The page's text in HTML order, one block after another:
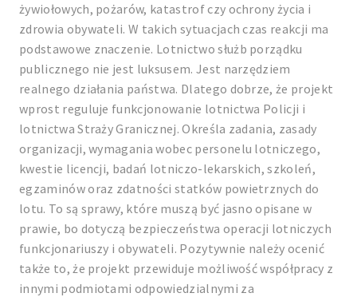
żywiołowych, pożarów, katastrof czy ochrony życia i
zdrowia obywateli. W takich sytuacjach czas reakcji ma
podstawowe znaczenie. Lotnictwo służb porządku
publicznego nie jest luksusem. Jest narzędziem
realnego działania państwa. Dlatego dobrze, że projekt
wprost reguluje funkcjonowanie lotnictwa Policji i
lotnictwa Straży Granicznej. Określa zadania, zasady
organizacji, wymagania wobec personelu lotniczego,
kwestie licencji, badań lotniczo-lekarskich, szkoleń,
egzaminów oraz zdatności statków powietrznych do
lotu. To są sprawy, które muszą być jasno opisane w
prawie, bo dotyczą bezpieczeństwa operacji lotniczych
funkcjonariuszy i obywateli. Pozytywnie należy ocenić
także to, że projekt przewiduje możliwość współpracy z
innymi podmiotami odpowiedzialnymi za